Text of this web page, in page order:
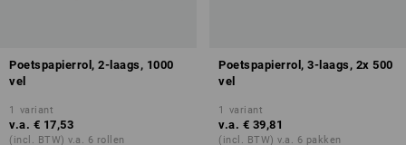
Poetspapierrol, 2-laags, 1000
vel
1 variant
v.a. € 17,53
(incl. BTW) v.a. 6 rollen
Poetspapierrol, 3-laags, 2x 500
vel
1 variant
v.a. € 39,81
(incl. BTW) v.a. 6 pakken